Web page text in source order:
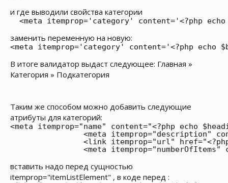
и где выводили свойства категории
<meta itemprop='category' content='<?php
заменить переменную на новую:
<meta itemprop='category' content='<?php
В итоге валидатор выдаст следующее: Главная »
Категория » Подкатегория
Таким же способом можно добавить следующие
атрибуты для категорий:
<meta itemprop="name" content="<?php echo
<meta itemprop="description"
<link itemprop="url"
вставить надо перед сущностью
itemprop="itemListElement" , в коде перед :